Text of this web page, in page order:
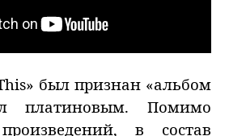
был признан «альбом
платиновым. Помимо
в состав